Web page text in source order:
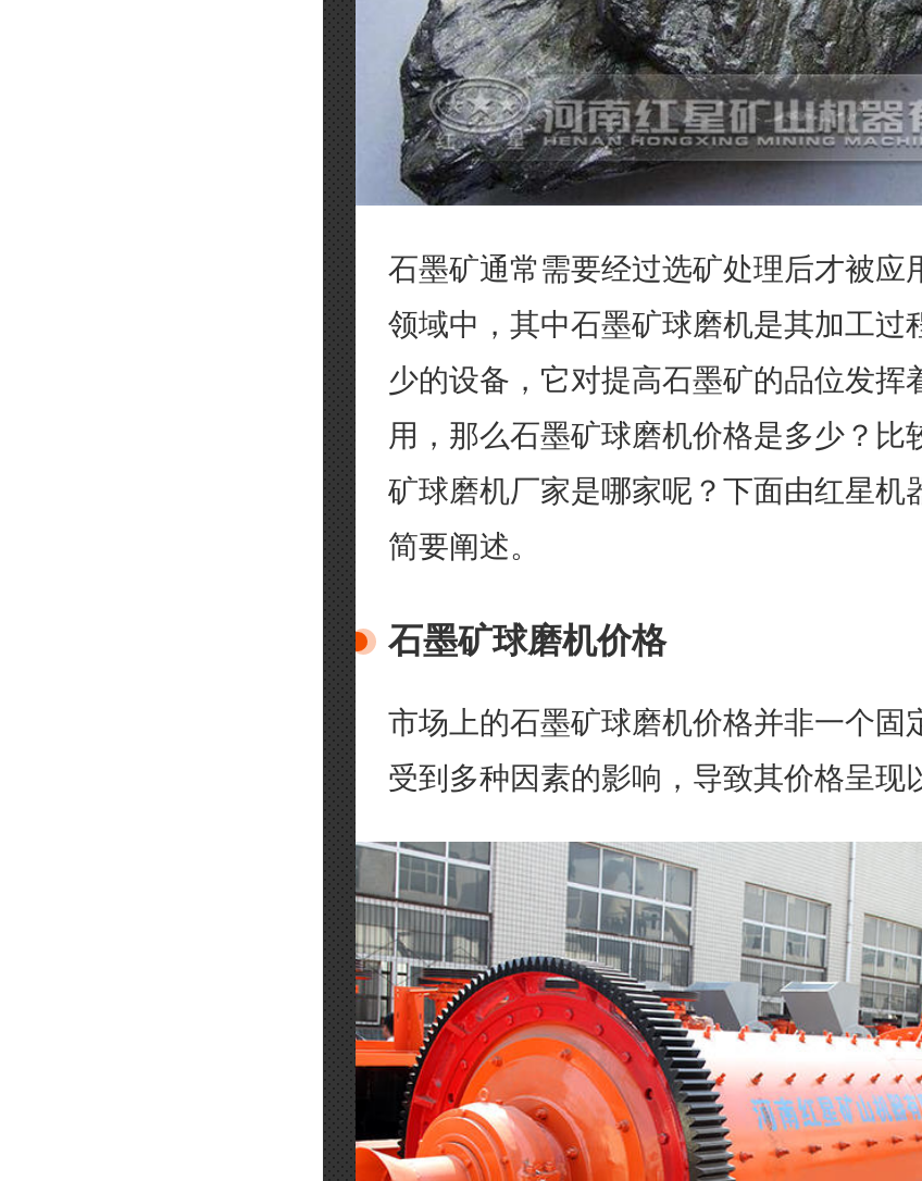
石墨矿通常需要经过选矿处理后才被应
领域中，其中石墨矿球磨机是其加工过
少的设备，它对提高石墨矿的品位发挥
用，那么石墨矿球磨机价格是多少？比
矿球磨机厂家是哪家呢？下面由红星机
简要阐述。
石墨矿球磨机价格
市场上的石墨矿球磨机价格并非一个固
受到多种因素的影响，导致其价格呈现